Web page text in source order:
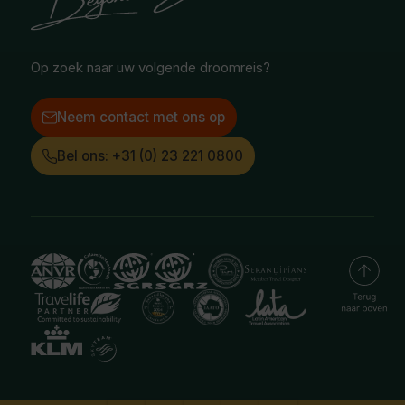
Facebook
Instagram
Op zoek naar uw volgende droomreis?
Neem contact met ons op
Bel ons: +31 (0) 23 221 0800